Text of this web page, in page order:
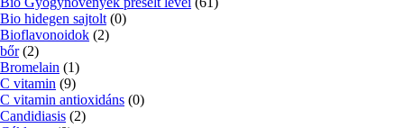
Bio hidegen sajtolt (0)
Bioflavonoidok (2)
bőr (2)
Bromelain (1)
C vitamin (9)
C vitamin antioxidáns (0)
Candidiasis (2)